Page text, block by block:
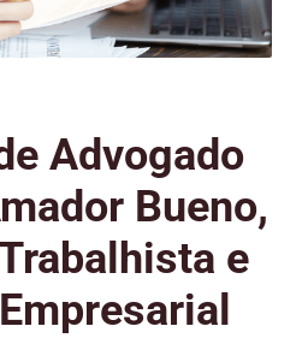
Advogado
Bueno,
e